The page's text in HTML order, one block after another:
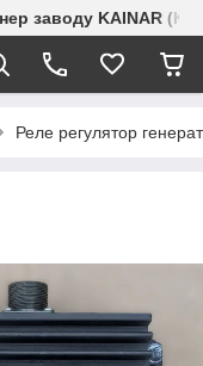
заводу KAINAR
Реле регулятор